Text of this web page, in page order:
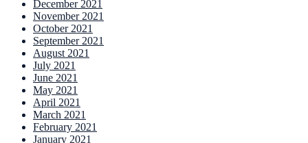
December 2021
November 2021
October 2021
September 2021
August 2021
July 2021
June 2021
May 2021
April 2021
March 2021
February 2021
January 2021